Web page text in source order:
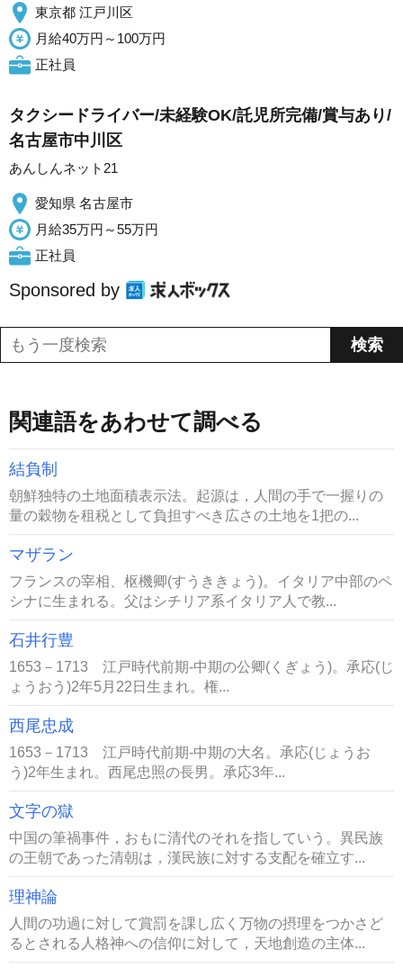
東京都 江戸川区
月給40万円～100万円
正社員
タクシードライバー/未経験OK/託児所完備/賞与あり/
名古屋市中川区
あんしんネット21
愛知県 名古屋市
月給35万円～55万円
正社員
Sponsored by
関連語をあわせて調べる
結負制
朝鮮独特の土地面積表示法。起源は，人間の手で一握りの
量の穀物を租税として負担すべき広さの土地を1把の...
マザラン
フランスの宰相、枢機卿(すうききょう)。イタリア中部のペ
シナに生まれる。父はシチリア系イタリア人で教...
石井行豊
1653－1713 江戸時代前期-中期の公卿(くぎょう)。承応(じ
ょうおう)2年5月22日生まれ。権...
西尾忠成
1653－1713 江戸時代前期-中期の大名。承応(じょうお
う)2年生まれ。西尾忠照の長男。承応3年...
文字の獄
中国の筆禍事件，おもに清代のそれを指していう。異民族
の王朝であった清朝は，漢民族に対する支配を確立す...
理神論
人間の功過に対して賞罰を課し広く万物の摂理をつかさど
るとされる人格神への信仰に対して，天地創造の主体...